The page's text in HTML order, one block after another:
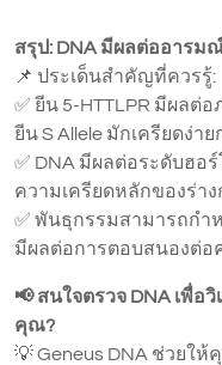
สรุป: DNA มีผลต่ออารม
📌 ประเด็นสำคัญที่ควรรู้:
✅ ยีน 5-HTTLPR มีผลต่
ยีน S Allele มักเครียดง่า
✅ DNA มีผลต่อระดับฮอ
ความเครียดหลักของร่าง
✅ พันธุกรรมสามารถกำ
มีผลต่อการตอบสนองต่อ
📢 สนใจตรวจ DNA เพื่
คุณ?
💡 Geneus DNA ช่วยใ